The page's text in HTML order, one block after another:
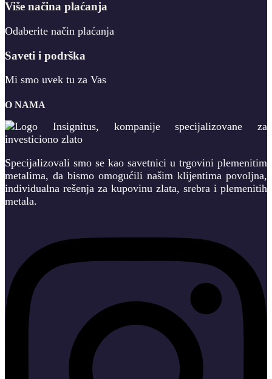
Više načina plaćanja
Odaberite način plaćanja
Saveti i podrška
Mi smo uvek tu za Vas
O NAMA
Specijalizovali smo se kao savetnici u trgovini plemenitim
metalima, da bismo omogućili našim klijentima povoljna,
individualna rešenja za kupovinu zlata, srebra i plemenitih
metala.